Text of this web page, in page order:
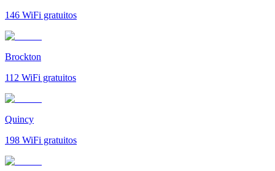
146 WiFi gratuitos
Brockton
112 WiFi gratuitos
Quincy
198 WiFi gratuitos